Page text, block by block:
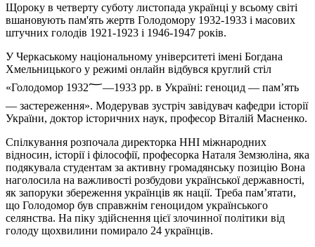
Щороку в четверту суботу листопада українці у всьому світі
вшановують пам'ять жертв Голодомору 1932-1933 і масових
штучних голодів 1921-1923 і 1946-1947 років.
У Черкаському національному університеті імені Богдана
Хмельницького у режимі онлайн відбувся круглий стіл
«Голодомор 1932؅—1933 рр. в Україні: геноцид — пам’ять
— застереження». Модерував зустріч завідувач кафедри історії
України, доктор історичних наук, професор Віталій Масненко.
Спілкування розпочала директорка ННІ міжнародних
відносин, історії і філософії, професорка Наталя Земзюліна, яка
подякувала студентам за активну громадянську позицію Вона
наголосила на важливості розбудови української державності,
як запоруки збереження українців як нації. Треба пам’ятати,
що Голодомор був справжнім геноцидом українського
селянства. На піку здійснення цієї злочинної політики від
голоду щохвилини помирало 24 українців.